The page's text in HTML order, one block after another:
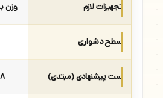
تجهیزات لازم وزن
سطح دشواری
ست پیشنهادی (مبتدی) ۸ تکرار (وزن بدن)